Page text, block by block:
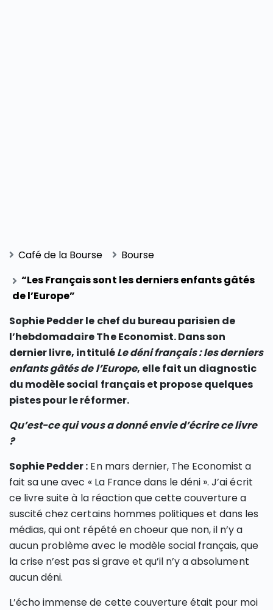
Café de la Bourse
Bourse
“Les Français sont les derniers enfants gâtés
de l’Europe”
Sophie Pedder le chef du bureau parisien de
l’hebdomadaire The Economist. Dans son
dernier livre, intituléLe déni français : les derniers
enfants gâtés de l’Europe, elle fait un diagnostic
du modèle social français et propose quelques
pistes pour le réformer.
Qu’est-ce qui vous a donné envie d’écrire ce livre
?
Sophie Pedder : En mars dernier, The Economist a
fait sa une avec « La France dans le déni ». J’ai écrit
ce livre suite à la réaction que cette couverture a
suscité chez certains hommes politiques et dans les
médias, qui ont répété en choeur que non, il n’y a
aucun problème avec le modèle social français, que
la crise n’est pas si grave et qu’il n’y a absolument
aucun déni.
L’écho immense de cette couverture était pour moi